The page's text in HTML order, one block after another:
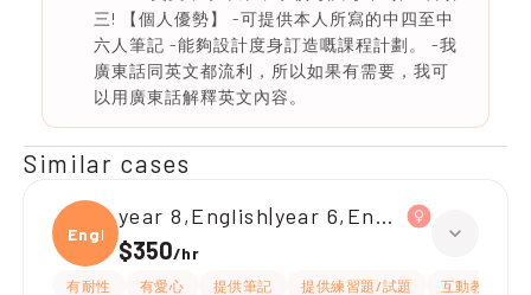
三! 【個人優勢】 -可提供本人所寫的中四至中
六人筆記 -能夠設計度身訂造嘅課程計劃。 -我
廣東話同英文都流利，所以如果有需要，我可
以用廣東話解釋英文內容。
Similar cases
Engli
year 8,English|year 6,English
$350/hr
有耐性 有愛心 提供筆記 提供練習題/試題 互動教學